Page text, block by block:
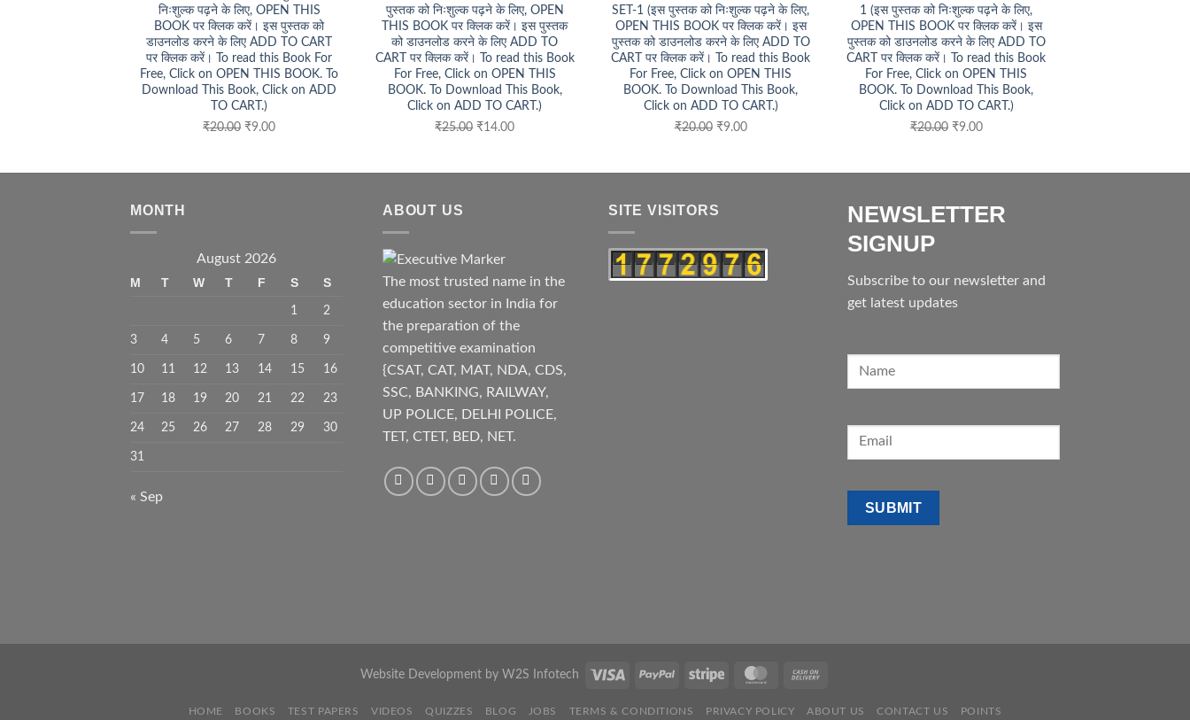
निःशुल्क पढ़ने के लिए, OPEN THIS
BOOK पर क्लिक करें। इस पुस्तक को
डाउनलोड करने के लिए ADD TO CART
पर क्लिक करें। To read this Book For
Free, Click on OPEN THIS BOOK. To
Download This Book, Click on ADD
TO CART.)
₹20.00 Original
₹9.00Current
पुस्तक को निःशुल्क पढ़ने के लिए, OPEN
THIS BOOK पर क्लिक करें। इस पुस्तक
को डाउनलोड करने के लिए ADD TO
CART पर क्लिक करें। To read this Book
For Free, Click on OPEN THIS
BOOK. To Download This Book,
Click on ADD TO CART.)
₹25.00 Original
₹14.00Current
SET-1 (इस पुस्तक को निःशुल्क पढ़ने के लिए,
OPEN THIS BOOK पर क्लिक करें। इस
पुस्तक को डाउनलोड करने के लिए ADD TO
CART पर क्लिक करें। To read this Book
For Free, Click on OPEN THIS
BOOK. To Download This Book,
Click on ADD TO CART.)
₹20.00 Original
₹9.00Current
1 (इस पुस्तक को निःशुल्क पढ़ने के लिए,
OPEN THIS BOOK पर क्लिक करें। इस
पुस्तक को डाउनलोड करने के लिए ADD TO
CART पर क्लिक करें। To read this Book
For Free, Click on OPEN THIS
BOOK. To Download This Book,
Click on ADD TO CART.)
₹20.00 Original
₹9.00Current
MONTH
August 2026
M
T W T F S S
1 2
3 4 5 6 7 8 9
10 11 12 13 14 15 16
17 18 19 20 21 22 23
24 25 26 27 28 29 30
31
« Sep
ABOUT US
The most trusted name in the
education sector in India for
the preparation of the
competitive examination
{CSAT, CAT, MAT, NDA, CDS,
SSC, BANKING, RAILWAY,
UP POLICE, DELHI POLICE,
TET, CTET, BED, NET.
SITE VISITORS
NEWSLETTER
SIGNUP
Subscribe to our newsletter and
get latest updates
Website Development by W2S Infotech
HOME BOOKS TEST PAPERS VIDEOS QUIZZES BLOG JOBS TERMS & CONDITIONS PRIVACY POLICY ABOUT US CONTACT US POINTS